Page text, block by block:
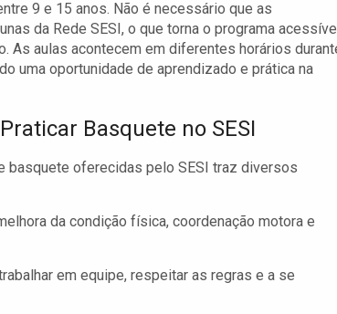
9 e 15 anos. Não é necessário que as
da Rede SESI, o que torna o programa
As aulas acontecem em diferentes horários
uma oportunidade de aprendizado e prática na
Basquete no SESI
basquete oferecidas pelo SESI traz diversos
da condição física, coordenação motora e
em equipe, respeitar as regras e a se